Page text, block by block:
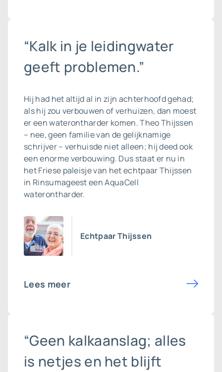
“Kalk in je leidingwater
geeft problemen.”
Hij had het altijd al in zijn achterhoofd gehad;
als hij zou verbouwen of verhuizen, dan moest
er een waterontharder komen. Theo Thijssen
– nee, geen familie van de gelijknamige
schrijver – verhuisde niet alleen; hij deed ook
een enorme verbouwing. Dus staat er nu in
het Friese paleisje van het echtpaar Thijssen
in Rinsumageest een AquaCell
waterontharder.
Echtpaar Thijssen
Lees meer
“Geen kalkaanslag; alles
is netjes en het blijft